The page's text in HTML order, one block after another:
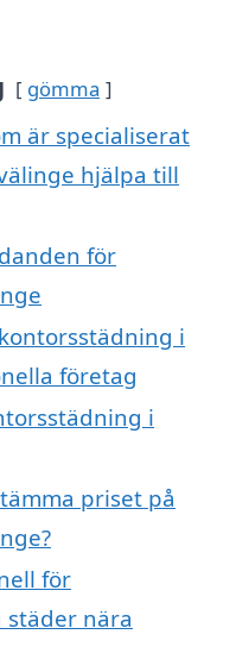
gömma
är specialiserat
hjälpa till
för
i
företag
i
priset på
för
nära